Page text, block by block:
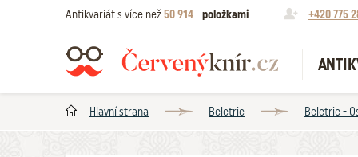
Antikvariát s více než50 914 položkami +420 775
Hlavní strana Beletrie Beletrie -